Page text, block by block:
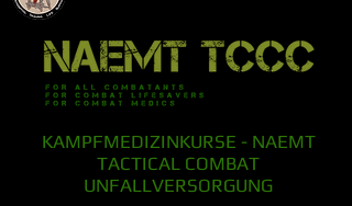
KAMPFMEDIZINKURSE - NAEMT
TACTICAL COMBAT
UNFALLVERSORGUNG